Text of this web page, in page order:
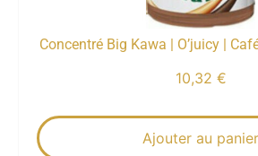
Concentré Big Kawa | O’juicy |
10,32 €
Ajouter au panier